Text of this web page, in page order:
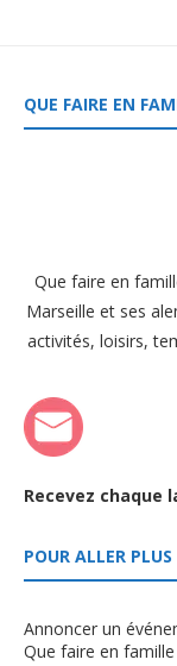
QUE FAIRE EN
Que faire en
Marseille et ses
activités, loisirs,
Recevez chaque
POUR ALLER
Annoncer un
Que faire en famille